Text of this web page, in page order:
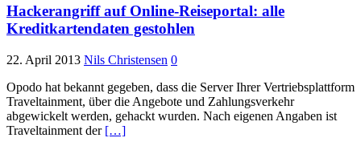
Hackerangriff auf Online-Reiseportal: alle
Kreditkartendaten gestohlen
22. April 2013 Nils Christensen 0
Opodo hat bekannt gegeben, dass die Server Ihrer Vertriebsplattform
Traveltainment, über die Angebote und Zahlungsverkehr
abgewickelt werden, gehackt wurden. Nach eigenen Angaben ist
Traveltainment der […]